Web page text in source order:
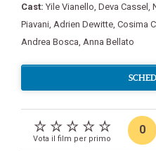
Cast: Yile Vianello Deva Cassel
Piavani Adrien Dewitte Cosima
Andrea Bosca Anna Bellato
Vota il film per primo
0